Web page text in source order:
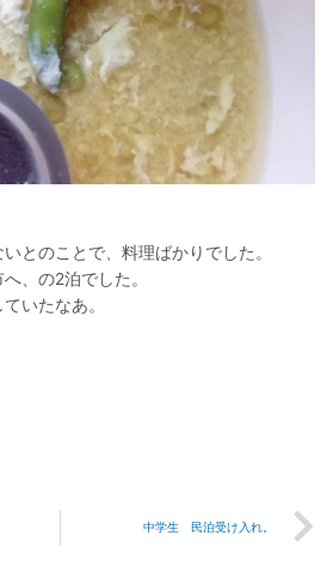
とのことで、料理ばかりでした。
、の2泊でした。
いたなあ。
中学生 民泊受け入れ。